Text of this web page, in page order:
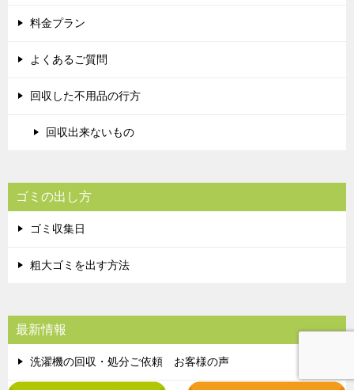
料金プラン
よくあるご質問
回収した不用品の行方
回収出来ないもの
ゴミの出し方
ゴミ収集日
粗大ゴミを出す方法
最新情報
洗濯機の回収・処分ご依頼 お客様の声